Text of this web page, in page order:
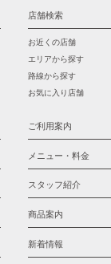
店舗検索
お近くの店舗
エリアから探す
路線から探す
お気に入り店舗
ご利用案内
メニュー・料金
スタッフ紹介
商品案内
新着情報